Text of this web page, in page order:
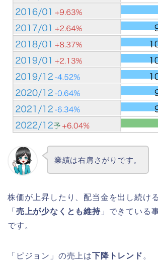
業績は右肩さがりです。
株価が上昇したり、配当金を出し続け
「 売上が少なくとも維持」できている
です。
「ピジョン」の売上は下降トレンド 。